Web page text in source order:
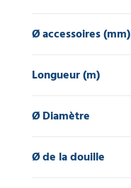
Ø accessoires (mm)
Longueur (m)
Ø Diamètre
Ø de la douille